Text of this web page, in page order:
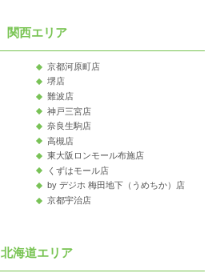
関西エリア
京都河原町店
堺店
難波店
神戸三宮店
奈良生駒店
高槻店
東大阪ロンモール布施店
くずはモール店
by デジホ 梅田地下（うめちか）店
京都宇治店
北海道エリア